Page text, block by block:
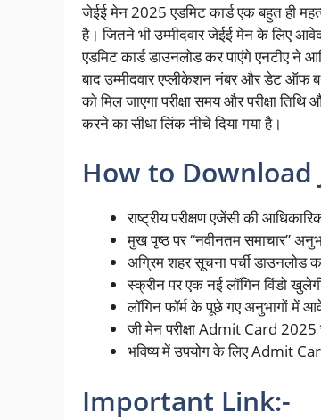
जेईई मेन 2025 एडमिट कार्ड एक बहुत ही
है। जितने भी उम्मीदवार जेईई मेन के लिए
एडमिट कार्ड डाउनलोड कर पाएंगे एनटीए ने
बाद उम्मीदवार एप्लीकेशन नंबर और डेट ऑफ
को मिल जाएगा परीक्षा समय और परीक्षा
करने का सीधा लिंक नीचे दिया गया है।
How to Download
राष्ट्रीय परीक्षण एजेंसी की
मुख पृष्ठ पर “नवीनतम समाचार”
अग्रिम शहर सूचना पर्ची
स्क्रीन पर एक नई लॉगिन विंडो
लॉगिन फॉर्म के पूछे गए अनुभागों में
जी मेन परीक्षा Admit Card 2025
भविष्य में उपयोग के लिए Admit
Important Link:-